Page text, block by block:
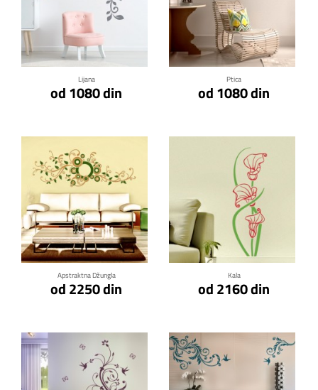
Lijana
od 1080 din
Klikni za detalje
Ptica
od 1080 din
Klikni za detalje
Apstraktna Džungla
od 2250 din
Klikni za detalje
Kala
od 2160 din
Klikni za detalje